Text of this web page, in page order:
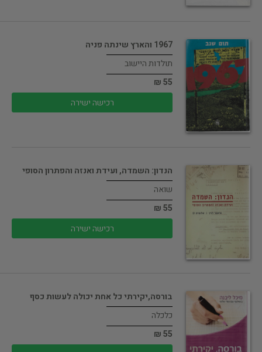
1967 והארץ שינתה פניה
תולדות היישוב
55 ₪
רכישה ישירה
הנדון: השמדה, ועידת ואנזה והפתרון הסופי
שואה
55 ₪
רכישה ישירה
בורסה,יקירתי כל אחת יכולה לעשות כסף
כלכלה
55 ₪